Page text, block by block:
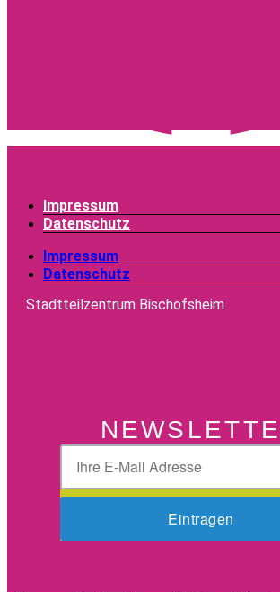
Impressum
Datenschutz
Impressum
Datenschutz
Stadtteilzentrum Bischofsheim